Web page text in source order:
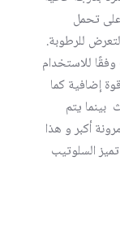
تحمل
للرطوبة.
للاستخدام
إضافية كما
بينما يتم
أكبر و هذا
السلوتيب